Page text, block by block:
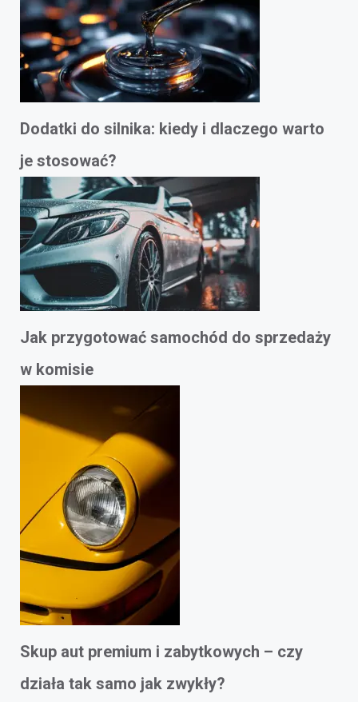
Dodatki do silnika: kiedy i dlaczego warto
je stosować?
Jak przygotować samochód do sprzedaży
w komisie
Skup aut premium i zabytkowych – czy
działa tak samo jak zwykły?